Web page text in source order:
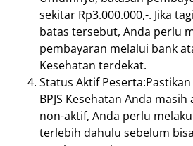
sekitar Rp3.000.000,-. Jika
batas tersebut, Anda perlu
pembayaran melalui bank
Kesehatan terdekat.
Status Aktif
BPJS Kesehatan Anda
non-aktif, Anda perlu
terlebih dahulu sebelum